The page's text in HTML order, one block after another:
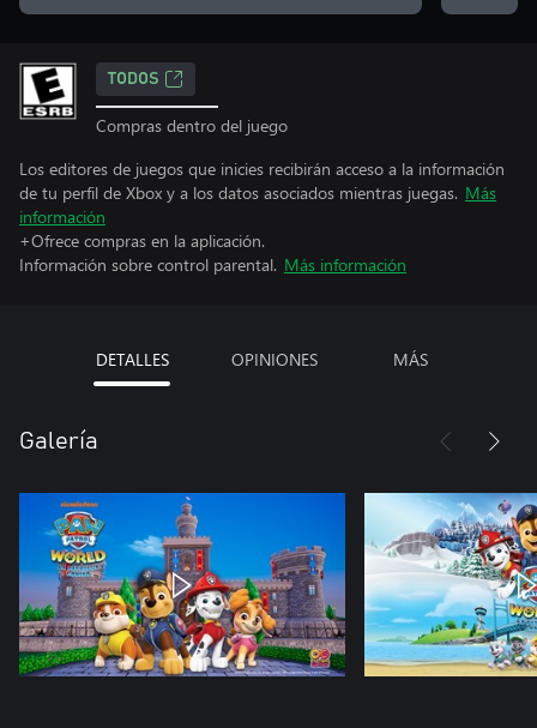
TODOS
Compras dentro del juego
Los editores de juegos que inicies recibirán acceso a la información
de tu perfil de Xbox y a los datos asociados mientras juegas. Más
información
+Ofrece compras en la aplicación.
Información sobre control parental. Más información
DETALLES OPINIONES MÁS
Galería